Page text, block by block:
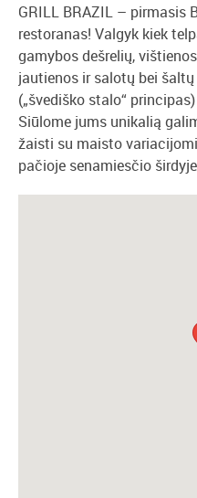
GRILL BRAZIL – pirmasis
restoranas! Valgyk kiek
gamybos dešrelių,
jautienos ir salotų bei
(„švediško stalo“
Siūlome jums unikalią
žaisti su maisto
pačioje senamiesčio